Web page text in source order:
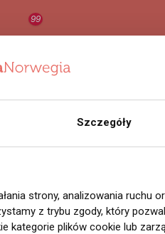
99
Szczegóły
strony, analizowania ruchu
z trybu zgody, który
kategorie plików cookie lub